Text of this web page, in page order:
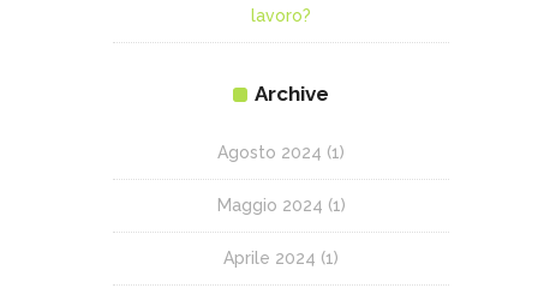
lavoro?
Archive
Agosto 2024 (1)
Maggio 2024 (1)
Aprile 2024 (1)